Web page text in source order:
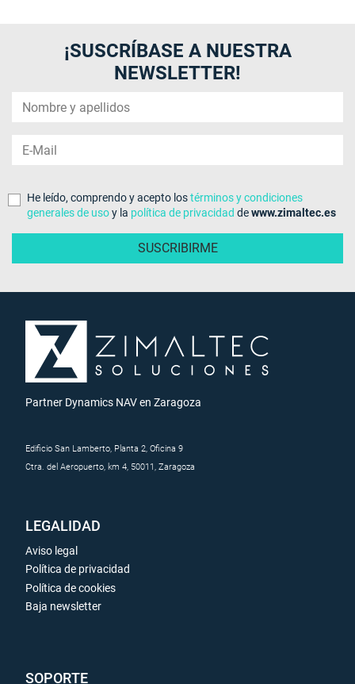
¡SUSCRÍBASE A NUESTRA
NEWSLETTER!
He leído, comprendo y acepto lostérminos y condiciones
generales de usoy la política de privacidad dewww.zimaltec.es
Partner Dynamics NAV en Zaragoza
Edificio San Lamberto, Planta 2, Oficina 9
Ctra. del Aeropuerto, km 4, 50011, Zaragoza
LEGALIDAD
Aviso legal
Política de privacidad
Política de cookies
Baja newsletter
SOPORTE